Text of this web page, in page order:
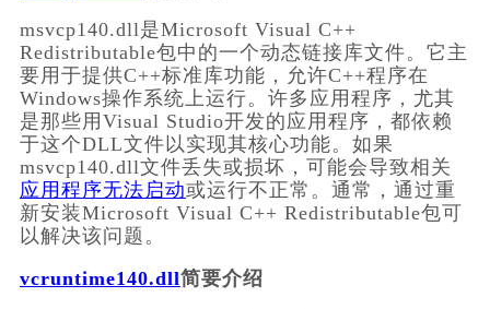
msvcp140.dll是Microsoft Visual C++
Redistributable包中的一个动态链接库文件。它主
要用于提供C++标准库功能，允许C++程序在
Windows操作系统上运行。许多应用程序，尤其
是那些用Visual Studio开发的应用程序，都依赖
于这个DLL文件以实现其核心功能。如果
msvcp140.dll文件丢失或损坏，可能会导致相关
应用程序无法启动或运行不正常。通常，通过重
新安装Microsoft Visual C++ Redistributable包可
以解决该问题。
vcruntime140.dll简要介绍